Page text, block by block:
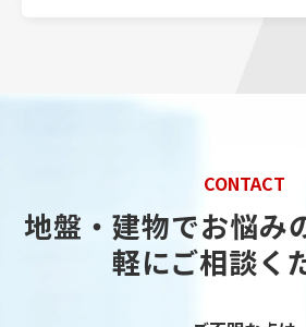
CONTACT
地盤・建物でお悩み
軽にご相談く